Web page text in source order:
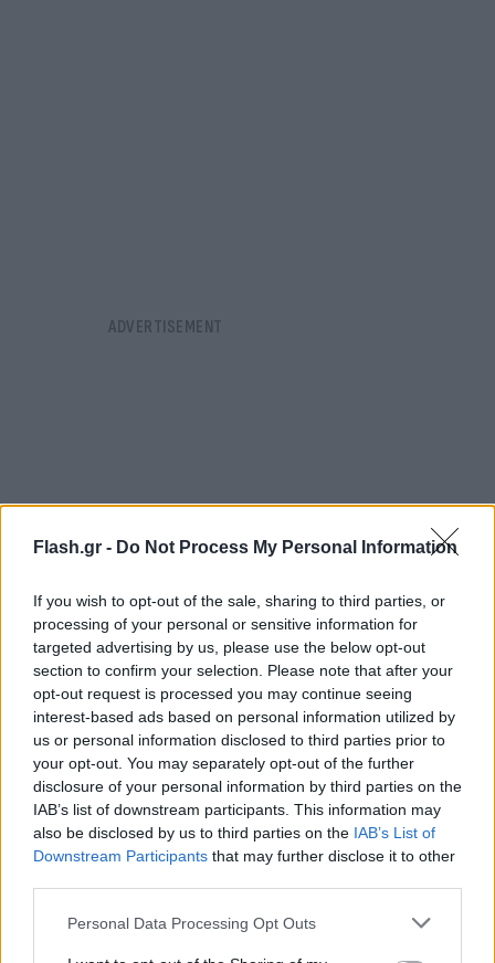
Flash.gr - Do Not Process My Personal Information
If you wish to opt-out of the sale, sharing to third parties, or
processing of your personal or sensitive information for
targeted advertising by us, please use the below opt-out
section to confirm your selection. Please note that after your
opt-out request is processed you may continue seeing
interest-based ads based on personal information utilized by
us or personal information disclosed to third parties prior to
your opt-out. You may separately opt-out of the further
disclosure of your personal information by third parties on the
IAB’s list of downstream participants. This information may
also be disclosed by us to third parties on the IAB’s List of
Downstream Participants that may further disclose it to other
Please note that this website/app uses one or more Google
Personal Data Processing Opt Outs
Παραγωγικότητα: το κλειδί για
ανταγωνιστικότητα και ισοζύγιο
«Η φετινή Γενική Συνέλευση του ΣΕΒ θα έχει στο
επίκεντρο την παραγωγικότητα», ανέφερε,
εξηγώντας πως αυτή είναι η μόνη διέξοδος για την
ενίσχυση της ανταγωνιστικότητας και τη διόρθωση
του ισοζυγίου τρεχουσών συναλλαγών.